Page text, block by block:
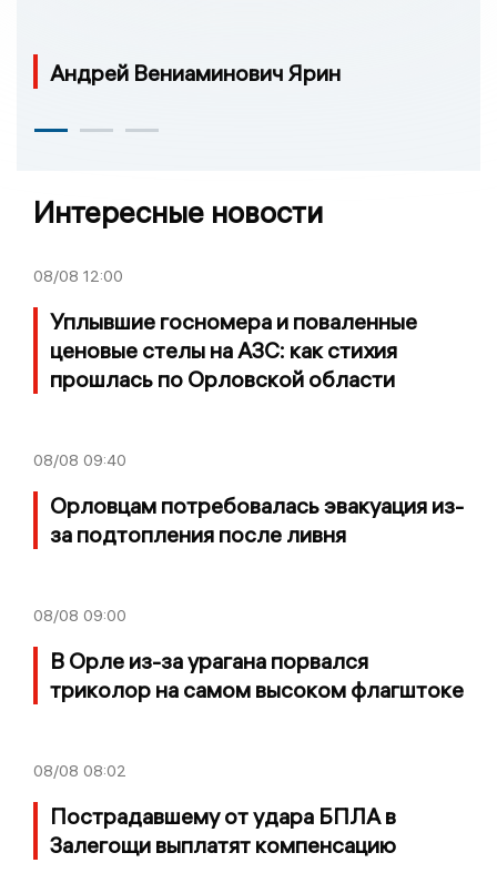
Андрей Вениаминович Ярин
Интересные новости
08/08 12:00
Уплывшие госномера и поваленные
ценовые стелы на АЗС: как стихия
прошлась по Орловской области
08/08 09:40
Орловцам потребовалась эвакуация из-
за подтопления после ливня
08/08 09:00
В Орле из-за урагана порвался
триколор на самом высоком флагштоке
08/08 08:02
Пострадавшему от удара БПЛА в
Залегощи выплатят компенсацию